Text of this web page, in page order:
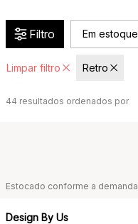
Filtro Em estoque
Limpar filtro Retro
44 resultados ordenados por
Estocado conforme a demanda
Design By Us